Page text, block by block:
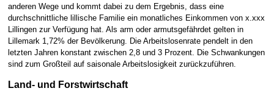
anderen Wege und kommt dabei zu dem Ergebnis, dass eine
durchschnittliche lillische Familie ein monatliches Einkommen von x.xxx
Lillingen zur Verfügung hat. Als arm oder armutsgefährdet gelten in
Lillemark 1,72% der Bevölkerung. Die Arbeitslosenrate pendelt in den
letzten Jahren konstant zwischen 2,8 und 3 Prozent. Die Schwankungen
sind zum Großteil auf saisonale Arbeitslosigkeit zurückzuführen.
Land- und Forstwirtschaft